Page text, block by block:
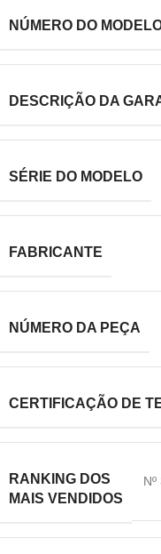
NÚMERO DO
DESCRIÇÃO DA
SÉRIE DO MODELO
FABRICANTE
NÚMERO DA PEÇA
CERTIFICAÇÃO DE
RANKING DOS
MAIS VENDIDOS